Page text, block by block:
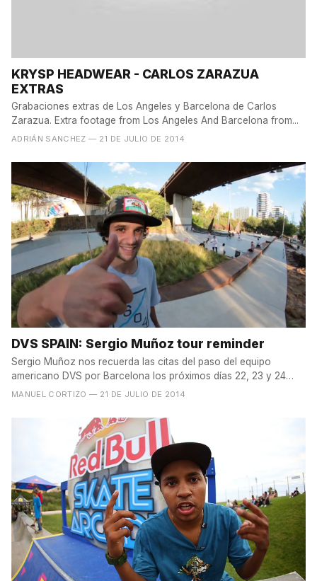
KRYSP HEADWEAR - CARLOS ZARAZUA
EXTRAS
Grabaciones extras de Los Angeles y Barcelona de Carlos
Zarazua. Extra footage from Los Angeles And Barcelona from...
ADRIÁN SANCHEZ — 21 DE JULIO DE 2014
DVS SPAIN: Sergio Muñoz tour reminder
Sergio Muñoz nos recuerda las citas del paso del equipo
americano DVS por Barcelona los próximos días 22, 23 y 24
de...
MANUEL CORTIZO — 21 DE JULIO DE 2014